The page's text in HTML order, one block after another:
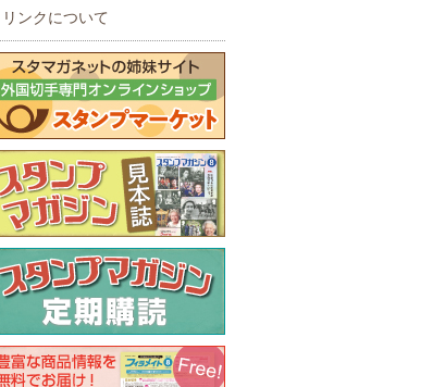
リンクについて